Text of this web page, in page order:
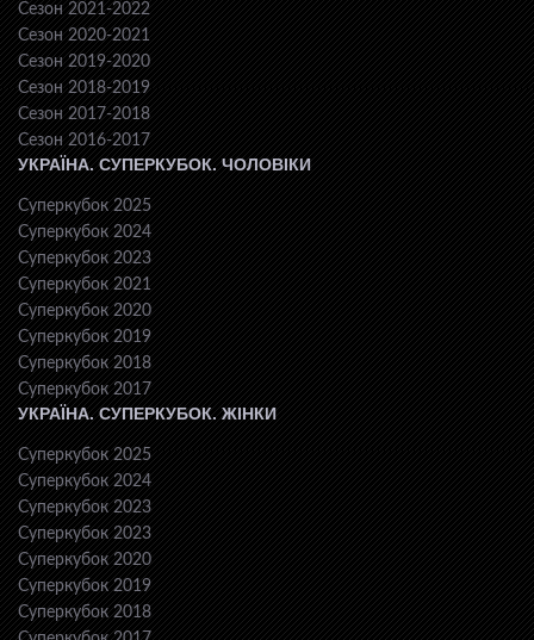
Сезон 2021-2022
Сезон 2020-2021
Сезон 2019-2020
Сезон 2018-2019
Сезон 2017-2018
Сезон 2016-2017
УКРАЇНА. СУПЕРКУБОК. ЧОЛОВІКИ
Суперкубок 2025
Суперкубок 2024
Суперкубок 2023
Суперкубок 2021
Суперкубок 2020
Суперкубок 2019
Суперкубок 2018
Суперкубок 2017
УКРАЇНА. СУПЕРКУБОК. ЖІНКИ
Суперкубок 2025
Суперкубок 2024
Суперкубок 2023
Суперкубок 2023
Суперкубок 2020
Суперкубок 2019
Суперкубок 2018